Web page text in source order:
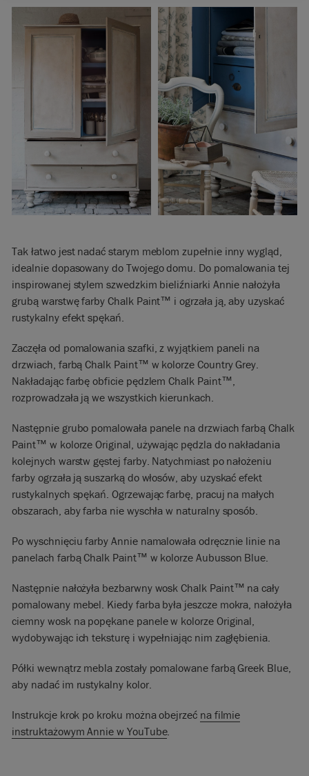
Tak łatwo jest nadać starym meblom zupełnie inny wygląd,
idealnie dopasowany do Twojego domu. Do pomalowania tej
inspirowanej stylem szwedzkim bieliźniarki Annie nałożyła
grubą warstwę farby Chalk Paint™ i ogrzała ją, aby uzyskać
rustykalny efekt spękań.
Zaczęła od pomalowania szafki, z wyjątkiem paneli na
drzwiach, farbą Chalk Paint™ w kolorze Country Grey.
Nakładając farbę obficie pędzlem Chalk Paint™,
rozprowadzała ją we wszystkich kierunkach.
Następnie grubo pomalowała panele na drzwiach farbą Chalk
Paint™ w kolorze Original, używając pędzla do nakładania
kolejnych warstw gęstej farby. Natychmiast po nałożeniu
farby ogrzała ją suszarką do włosów, aby uzyskać efekt
rustykalnych spękań. Ogrzewając farbę, pracuj na małych
obszarach, aby farba nie wyschła w naturalny sposób.
Po wyschnięciu farby Annie namalowała odręcznie linie na
panelach farbą Chalk Paint™ w kolorze Aubusson Blue.
Następnie nałożyła bezbarwny wosk Chalk Paint™ na cały
pomalowany mebel. Kiedy farba była jeszcze mokra, nałożyła
ciemny wosk na popękane panele w kolorze Original,
wydobywając ich teksturę i wypełniając nim zagłębienia.
Półki wewnątrz mebla zostały pomalowane farbą Greek Blue,
aby nadać im rustykalny kolor.
Instrukcje krok po kroku można obejrzeć na filmie
instruktażowym Annie w YouTube.